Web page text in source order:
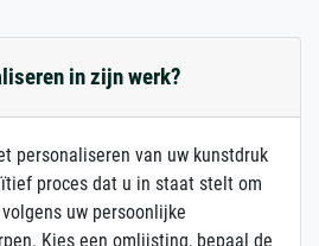
in zijn werk?
personaliseren van uw kunstdruk
proces dat u in staat stelt om
uw persoonlijke
Kies een omlijsting, bepaal de